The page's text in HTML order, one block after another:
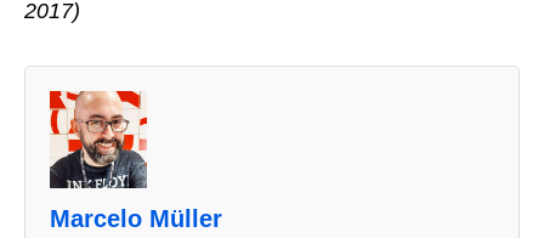
2017)
Marcelo Müller